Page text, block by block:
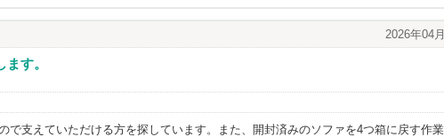
2026年04
す。
で支えていただける方を探しています。また、開封済みのソファを4つ箱に戻す作